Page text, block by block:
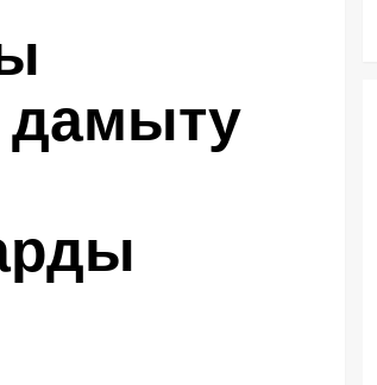
дамыту